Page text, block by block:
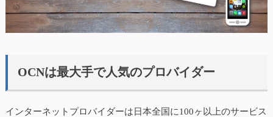
OCNは最大手で人気のプロバイダー
インターネットプロバイダーは日本全国に100ヶ以上のサービス